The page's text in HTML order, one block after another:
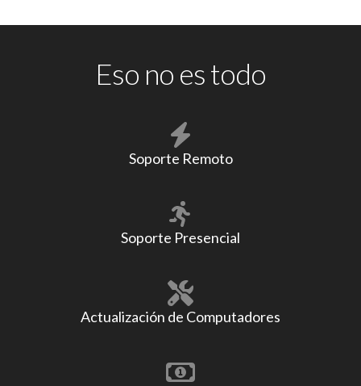
Eso no es todo
Soporte Remoto
Soporte Presencial
Actualización de Computadores